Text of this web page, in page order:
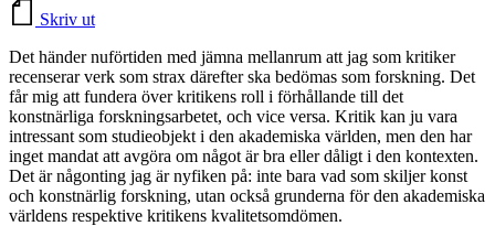
Skriv ut
Det händer nuförtiden med jämna mellanrum att jag som kritiker
recenserar verk som strax därefter ska bedömas som forskning. Det
får mig att fundera över kritikens roll i förhållande till det
konstnärliga forskningsarbetet, och vice versa. Kritik kan ju vara
intressant som studieobjekt i den akademiska världen, men den har
inget mandat att avgöra om något är bra eller dåligt i den kontexten.
Det är någonting jag är nyfiken på: inte bara vad som skiljer konst
och konstnärlig forskning, utan också grunderna för den akademiska
världens respektive kritikens kvalitetsomdömen.